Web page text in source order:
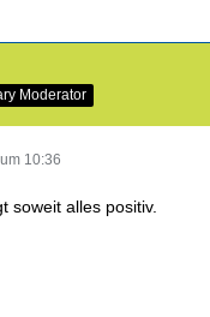
Moderator
10:36
soweit alles positiv.